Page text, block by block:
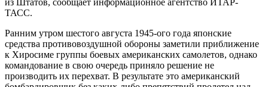
ТАСС.
Ранним утром шестого августа 1945-ого года японские
средства противовоздушной обороны заметили приближение
к Хиросиме группы боевых американских самолетов, однако
командование в свою очередь приняло решение не
производить их перехват. В результате это американский